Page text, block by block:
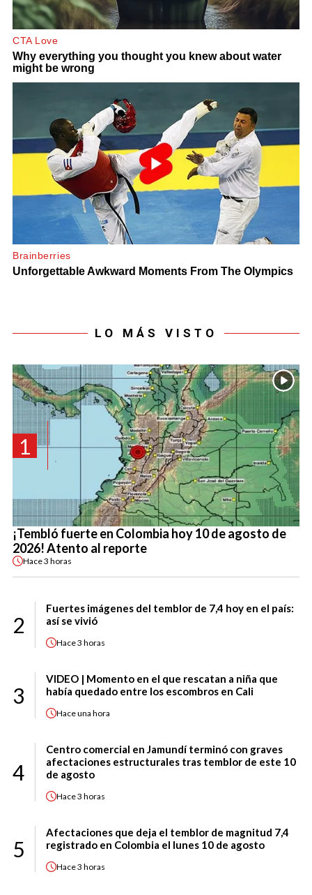
LO MÁS VISTO
1
¡Tembló fuerte en Colombia hoy 10 de agosto de
2026! Atento al reporte
Hace3 horas
2
Fuertes imágenes del temblor de 7,4 hoy en el país:
así se vivió
Hace3 horas
3
VIDEO | Momento en el que rescatan a niña que
había quedado entre los escombros en Cali
Haceuna hora
4
Centro comercial en Jamundí terminó con graves
afectaciones estructurales tras temblor de este 10
de agosto
Hace3 horas
5
Afectaciones que deja el temblor de magnitud 7,4
registrado en Colombia el lunes 10 de agosto
Hace3 horas